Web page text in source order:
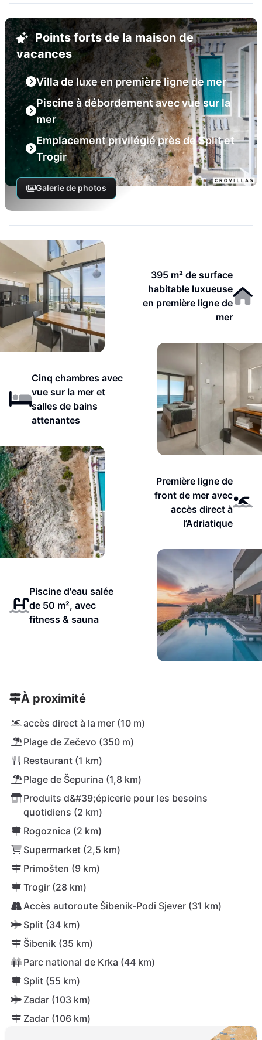
Points forts de la maison de
vacances
Villa de luxe en première ligne de mer
Piscine à débordement avec vue sur la
mer
Emplacement privilégié près de Split et
Trogir
Galerie de photos
395 m² de surface
habitable luxueuse
en première ligne de
mer
Cinq chambres avec
vue sur la mer et
salles de bains
attenantes
Première ligne de
front de mer avec
accès direct à
l’Adriatique
Piscine d'eau salée
de 50 m², avec
fitness & sauna
À proximité
accès direct à la mer (10 m)
Plage de Zečevo (350 m)
Restaurant (1 km)
Plage de Šepurina (1,8 km)
Produits d&#39;épicerie pour les besoins
quotidiens (2 km)
Rogoznica (2 km)
Supermarket (2,5 km)
Primošten (9 km)
Trogir (28 km)
Accès autoroute Šibenik-Podi Sjever (31 km)
Split (34 km)
Šibenik (35 km)
Parc national de Krka (44 km)
Split (55 km)
Zadar (103 km)
Zadar (106 km)